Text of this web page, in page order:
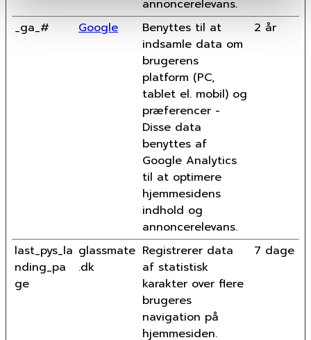
annoncerelevans.
_ga_# Google
Benyttes til at
indsamle data om
brugerens
platform (PC,
tablet el. mobil) og
præferencer -
Disse data
benyttes af
Google Analytics
til at optimere
hjemmesidens
indhold og
annoncerelevans.
2 år
last_pys_la
nding_pa
ge
glassmate
.dk
Registrerer data
af statistisk
karakter over flere
brugeres
navigation på
hjemmesiden.
7 dage